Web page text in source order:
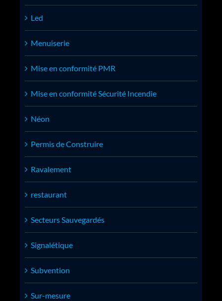
Led
Menuiserie
Mise en conformité PMR
Mise en conformité Sécurité Incendie
Néon
Permis de Construire
Ravalement
restaurant
Secteurs Sauvegardés
Signalétique
Subvention
Sur-mesure